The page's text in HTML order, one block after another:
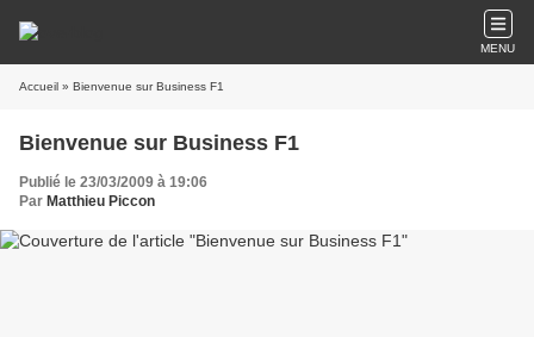
MENU
Accueil » Bienvenue sur Business F1
Bienvenue sur Business F1
Publié le 23/03/2009 à 19:06
Par Matthieu Piccon